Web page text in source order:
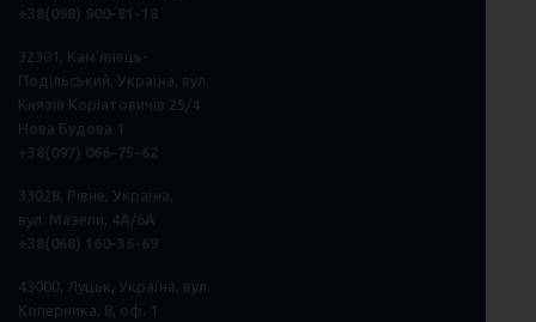
32301, Кам'янець-
Подільський, Україна, вул.
Князів Коріатовичів 25/4
Нова Будова 1
33028, Рівне, Україна,
вул. Мазепи, 4А/6А
43000, Луцьк, Україна, вул.
Коперника, 8, оф. 1